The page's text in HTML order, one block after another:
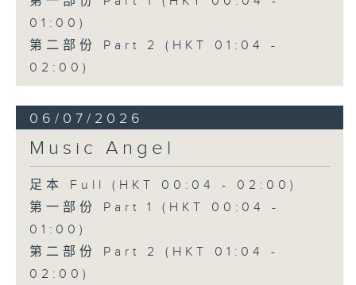
01:00)
第二部份 Part 2 (HKT 01:04 -
02:00)
06/07/2026
Music Angel
足本 Full (HKT 00:04 - 02:00)
第一部份 Part 1 (HKT 00:04 -
01:00)
第二部份 Part 2 (HKT 01:04 -
02:00)